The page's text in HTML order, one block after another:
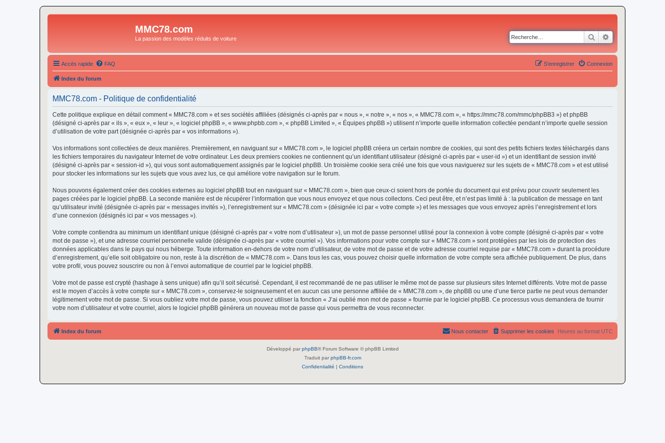
MMC78.com
La passion des modèles réduits de voiture Rechercher
Accès rapide FAQ Connexion
S’enregistrer
Index du forum
MMC78.com - Politique de confidentialité
Cette politique explique en détail comment « MMC78.com » et ses sociétés affiliées (désignés ci-après par « nous », « notre », « nos », « MMC78.com », « https://mmc78.com/mmc/phpBB3 ») et phpBB
(désigné ci-après par « ils », « eux », « leur », « logiciel phpBB », « www.phpbb.com », « phpBB Limited », « Équipes phpBB ») utilisent n’importe quelle information collectée pendant n’importe quelle session
d’utilisation de votre part (désignée ci-après par « vos informations »).
Vos informations sont collectées de deux manières. Premièrement, en naviguant sur « MMC78.com », le logiciel phpBB créera un certain nombre de cookies, qui sont des petits fichiers textes téléchargés dans
les fichiers temporaires du navigateur Internet de votre ordinateur. Les deux premiers cookies ne contiennent qu’un identifiant utilisateur (désigné ci-après par « user-id ») et un identifiant de session invité
(désigné ci-après par « session-id »), qui vous sont automatiquement assignés par le logiciel phpBB. Un troisième cookie sera créé une fois que vous naviguerez sur les sujets de « MMC78.com » et est utilisé
pour stocker les informations sur les sujets que vous avez lus, ce qui améliore votre navigation sur le forum.
Nous pouvons également créer des cookies externes au logiciel phpBB tout en naviguant sur « MMC78.com », bien que ceux-ci soient hors de portée du document qui est prévu pour couvrir seulement les
pages créées par le logiciel phpBB. La seconde manière est de récupérer l’information que vous nous envoyez et que nous collectons. Ceci peut être, et n’est pas limité à : la publication de message en tant
qu’utilisateur invité (désignée ci-après par « messages invités »), l’enregistrement sur « MMC78.com » (désignée ici par « votre compte ») et les messages que vous envoyez après l’enregistrement et lors
d’une connexion (désignés ici par « vos messages »).
Votre compte contiendra au minimum un identifiant unique (désigné ci-après par « votre nom d’utilisateur »), un mot de passe personnel utilisé pour la connexion à votre compte (désigné ci-après par « votre
mot de passe »), et une adresse courriel personnelle valide (désignée ci-après par « votre courriel »). Vos informations pour votre compte sur « MMC78.com » sont protégées par les lois de protection des
données applicables dans le pays qui nous héberge. Toute information en-dehors de votre nom d’utilisateur, de votre mot de passe et de votre adresse courriel requise par « MMC78.com » durant la procédure
d’enregistrement, qu’elle soit obligatoire ou non, reste à la discrétion de « MMC78.com ». Dans tous les cas, vous pouvez choisir quelle information de votre compte sera affichée publiquement. De plus, dans
votre profil, vous pouvez souscrire ou non à l’envoi automatique de courriel par le logiciel phpBB.
Votre mot de passe est crypté (hashage à sens unique) afin qu’il soit sécurisé. Cependant, il est recommandé de ne pas utiliser le même mot de passe sur plusieurs sites Internet différents. Votre mot de passe
est le moyen d’accès à votre compte sur « MMC78.com », conservez-le soigneusement et en aucun cas une personne affiliée de « MMC78.com », de phpBB ou une d’une tierce partie ne peut vous demander
légitimement votre mot de passe. Si vous oubliez votre mot de passe, vous pouvez utiliser la fonction « J’ai oublié mon mot de passe » fournie par le logiciel phpBB. Ce processus vous demandera de fournir
votre nom d’utilisateur et votre courriel, alors le logiciel phpBB générera un nouveau mot de passe qui vous permettra de vous reconnecter.
Index du forum Heures au format UTC
Supprimer les cookies
Nous contacter
Développé par phpBB® Forum Software © phpBB Limited
Traduit par phpBB-fr.com
Confidentialité | Conditions